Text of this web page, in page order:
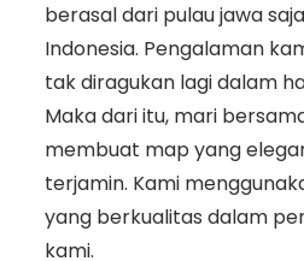
berasal dari pulau jawa
Indonesia. Pengalaman
tak diragukan lagi dalam
Maka dari itu, mari
membuat map yang
terjamin. Kami
yang berkualitas dalam
kami.